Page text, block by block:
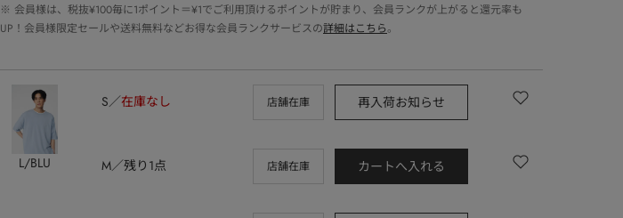
※ 会員様は、税抜¥100毎に1ポイント＝¥1でご利用頂けるポイントが貯まり、会員ランクが上がると還元率も
UP！会員様限定セールや送料無料などお得な会員ランクサービスの詳細はこちら。
L/BLU
S 在庫なし 店舗在庫 再入荷お知らせ
M 残り1点 店舗在庫 カートへ入れる